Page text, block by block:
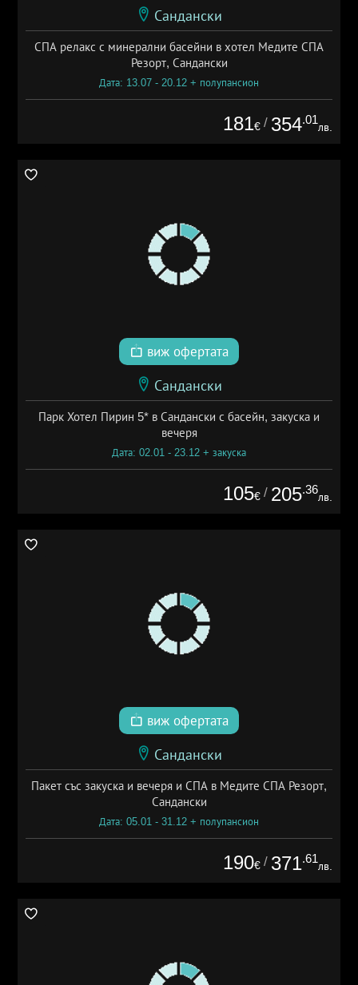
Сандански
СПА релакс с минерални басейни в хотел Медите СПА
Резорт, Сандански
Дата: 13.07 - 20.12 + полупансион
181€ / 354.01
лв.
виж офертата
Сандански
Парк Хотел Пирин 5* в Сандански с басейн, закуска и
вечеря
Дата: 02.01 - 23.12 + закуска
105€ / 205.36
лв.
виж офертата
Сандански
Пакет със закуска и вечеря и СПА в Медите СПА Резорт,
Сандански
Дата: 05.01 - 31.12 + полупансион
190€ / 371.61
лв.